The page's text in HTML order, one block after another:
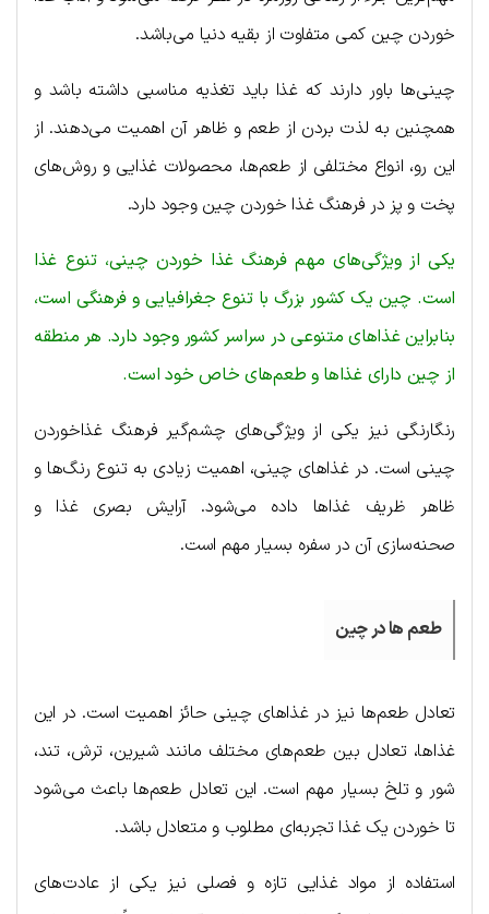
خوردن چین کمی متفاوت از بقیه دنیا می‌باشد.
چینی‌ها باور دارند که غذا باید تغذیه مناسبی داشته باشد و
همچنین به لذت بردن از طعم و ظاهر آن اهمیت می‌دهند. از
این رو، انواع مختلفی از طعم‌ها، محصولات غذایی و روش‌های
پخت و پز در فرهنگ غذا خوردن چین وجود دارد.
یکی از ویژگی‌های مهم فرهنگ غذا خوردن چینی، تنوع غذا
است. چین یک کشور بزرگ با تنوع جغرافیایی و فرهنگی است،
بنابراین غذاهای متنوعی در سراسر کشور وجود دارد. هر منطقه
از چین دارای غذاها و طعم‌های خاص خود است.
رنگارنگی نیز یکی از ویژگی‌های چشم‌گیر فرهنگ غذاخوردن
چینی است. در غذاهای چینی، اهمیت زیادی به تنوع رنگ‌ها و
ظاهر ظریف غذاها داده می‌شود. آرایش بصری غذا و
صحنه‌سازی آن در سفره بسیار مهم است.
طعم ها در چین
تعادل طعم‌ها نیز در غذاهای چینی حائز اهمیت است. در این
غذاها، تعادل بین طعم‌های مختلف مانند شیرین، ترش، تند،
شور و تلخ بسیار مهم است. این تعادل طعم‌ها باعث می‌شود
تا خوردن یک غذا تجربه‌ای مطلوب و متعادل باشد.
استفاده از مواد غذایی تازه و فصلی نیز یکی از عادت‌های